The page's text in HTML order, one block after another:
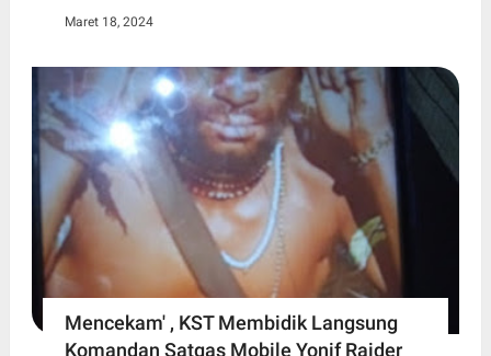
Maret 18, 2024
Mencekam' , KST Membidik Langsung
Komandan Satgas Mobile Yonif Raider